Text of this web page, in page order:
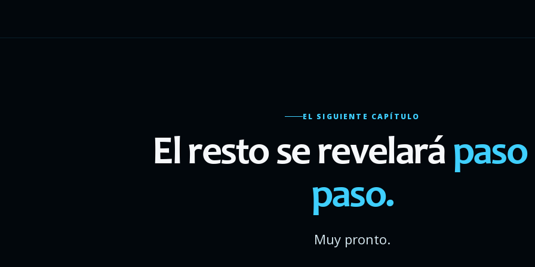
EL SIGUIENTE CAPÍTULO
El resto se revelará paso
paso.
Muy pronto.